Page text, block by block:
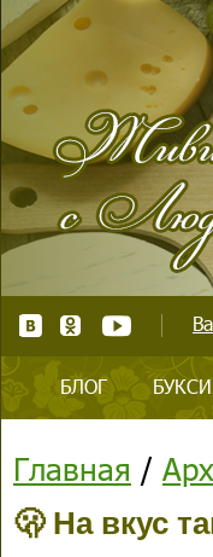
БЛОГ
Главная /
🫢 На вкус